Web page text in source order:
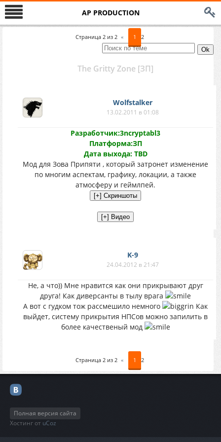
AP PRODUCTION
Страница 2 из 2 « 1 2
The Gritty Zone [ЗП]
Wolfstalker
13.02.2011 в 01:08
Разработчик:3ncryptabl3
Платформа:ЗП
Дата выхода: TBD
Мод для Зова Припяти , который затронет изменение
по многим аспектам, графику, локации, а также
атмосферу и геймлпей.
K-9
24.04.2012 в 21:47
Не, а что)) Мне нравится как они прикрывают друг
друга! Как диверсанты в тылу врага
А вот с гудком тож рассмешило немного
Как
выйдет, систему прикрытия НПСов можно запилить в
более качественый мод
Страница 2 из 2 « 1 2
Полная версия сайта
Хостинг от uCoz